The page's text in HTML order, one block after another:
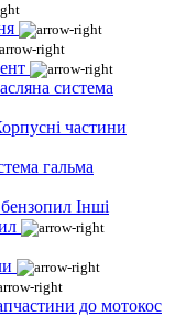
система
частини
гальма
Інші
до мотокос